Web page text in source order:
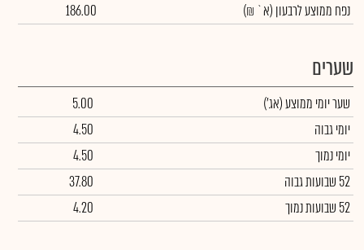
נפח ממוצע לרבעון (א` ₪)
186.00
שערים
שער יומי ממוצע(אג')
5.00
יומי גבוה
4.50
יומי נמוך
4.50
52 שבועות גבוה
37.80
52 שבועות נמוך
4.20